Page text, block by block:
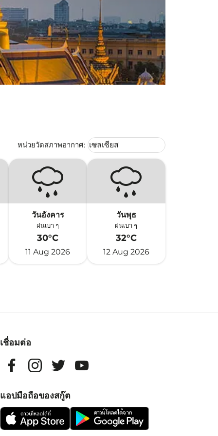
หน่วยวัดสภาพอากาศ: Weather unit option เซลเซียส
เซลเซียส
keyboard_arrow_down
วันอังคาร
ฝนเบา ๆ
30°C
11 Aug 2026
วันพุธ
ฝนเบา ๆ
32°C
12 Aug 2026
เชื่อมต่อ
แอปมือถือของสกู๊ต